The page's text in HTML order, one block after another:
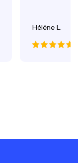
Hélène L.